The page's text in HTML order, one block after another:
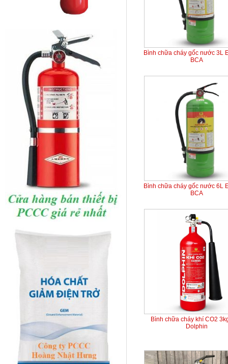
Bình chữa cháy gốc nước 3L
BCA
Bình chữa cháy gốc nước 6L
BCA
Bình chữa cháy khí CO2
Dolphin